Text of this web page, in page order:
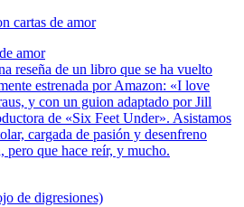
amor
reseña de un libro que se ha vuelto
estrenada por Amazon: «I love
y con un guion adaptado por Jill
de «Six Feet Under». Asistamos
cargada de pasión y desenfreno
pero que hace reír, y mucho.